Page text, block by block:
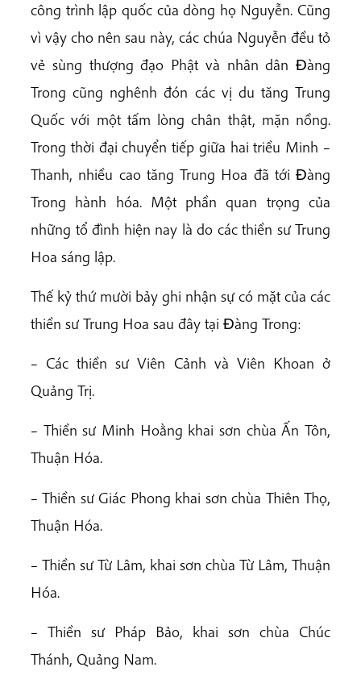
công trình lập quốc của dòng họ Nguyễn. Cũng
vì vậy cho nên sau này, các chúa Nguyễn đều tỏ
vẻ sùng thượng đạo Phật và nhân dân Ðàng
Trong cũng nghênh đón các vị du tăng Trung
Quốc với một tấm lòng chân thật, mặn nồng.
Trong thời đại chuyển tiếp giữa hai triều Minh –
Thanh, nhiều cao tăng Trung Hoa đã tới Ðàng
Trong hành hóa. Một phần quan trọng của
những tổ đình hiện nay là do các thiền sư Trung
Hoa sáng lập.
Thế kỷ thứ mười bảy ghi nhận sự có mặt của các
thiền sư Trung Hoa sau đây tại Ðàng Trong:
– Các thiền sư Viên Cảnh và Viên Khoan ở
Quảng Trị.
– Thiền sư Minh Hoằng khai sơn chùa Ấn Tôn,
Thuận Hóa.
– Thiền sư Giác Phong khai sơn chùa Thiên Thọ,
Thuận Hóa.
– Thiền sư Từ Lâm, khai sơn chùa Từ Lâm, Thuận
Hóa.
– Thiền sư Pháp Bảo, khai sơn chùa Chúc
Thánh, Quảng Nam.